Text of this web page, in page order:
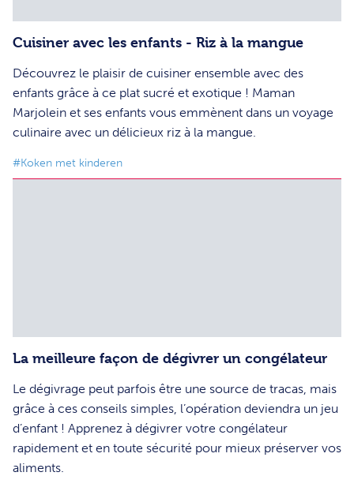
Cuisiner avec les enfants - Riz à la mangue
Découvrez le plaisir de cuisiner ensemble avec des
enfants grâce à ce plat sucré et exotique ! Maman
Marjolein et ses enfants vous emmènent dans un voyage
culinaire avec un délicieux riz à la mangue.
#Koken met kinderen
La meilleure façon de dégivrer un congélateur
Le dégivrage peut parfois être une source de tracas, mais
grâce à ces conseils simples, l’opération deviendra un jeu
d’enfant ! Apprenez à dégivrer votre congélateur
rapidement et en toute sécurité pour mieux préserver vos
aliments.